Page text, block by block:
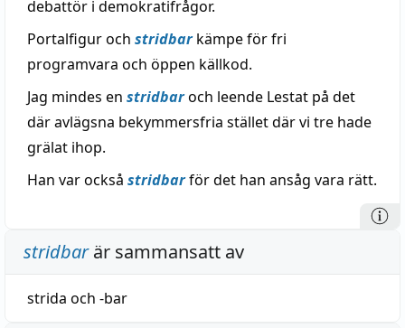
debattör i demokratifrågor.
Portalfigur och stridbarkämpe för fri
programvara och öppen källkod.
Jag mindes en stridbaroch leende Lestat på det
där avlägsna bekymmersfria stället där vi tre hade
grälat ihop.
Han var också stridbarför det han ansåg vara rätt.
stridbarär sammansatt av
strida och -bar